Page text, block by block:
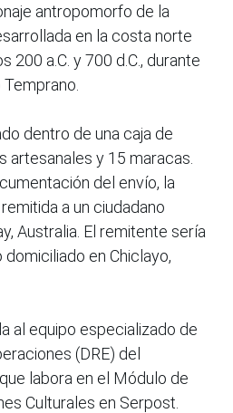
antropomorfo de la
en la costa norte
200 a.C. y 700 d.C., durante
dentro de una caja de
artesanales y 15 maracas.
del envío, la
a un ciudadano
Australia. El remitente sería
en Chiclayo,
al equipo especializado de
(DRE) del
labora en el Módulo de
Culturales en Serpost.